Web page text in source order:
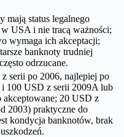
mają status legalnego
w USA i nie tracą ważności;
wymaga ich akceptacji;
banknoty trudniej
odrzucane.
serii po 2006, najlepiej po
100 USD z serii 2009A lub
akceptowane; 20 USD z
2003) praktyczne do
kondycja banknotów, brak